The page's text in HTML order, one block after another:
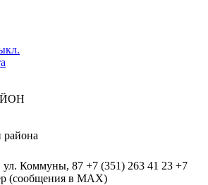
ул. Коммуны, 87 +7 (351) 263 41 23 +7
(сообщения в MAX)